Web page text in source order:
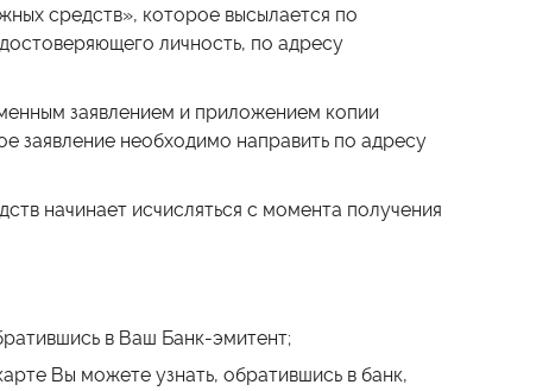
средств», которое высылается по
личность, по адресу
заявлением и приложением копии
заявление необходимо направить по адресу
начинает исчисляться с момента получения
в Ваш Банк-эмитент;
Вы можете узнать, обратившись в банк,